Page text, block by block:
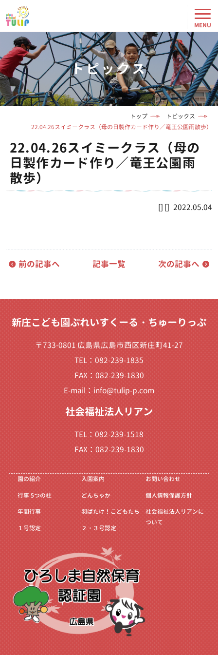
トピックス
トップ
トピックス
22.04.26スイミークラス（母の日製作カード作り／竜王公園雨散歩）
22.04.26スイミークラス（母の
日製作カード作り／竜王公園雨
散歩）
2022.05.04
前の記事へ 記事一覧 次の記事へ
新庄こども園ぷれいすくーる・ちゅーりっぷ
〒733-0801 広島県広島市西区新庄町41-27
TEL：082-239-1835
FAX：082-239-1830
E-mail： info@tulip-p.com
社会福祉法人リアン
TEL：082-239-1518
FAX：082-239-1830
園の紹介
行事5つの柱
年間行事
１号認定
入園案内
どんちゃか
羽ばたけ！こどもたち
２・３号認定
お問い合わせ
個人情報保護方針
社会福祉法人リアンに
ついて